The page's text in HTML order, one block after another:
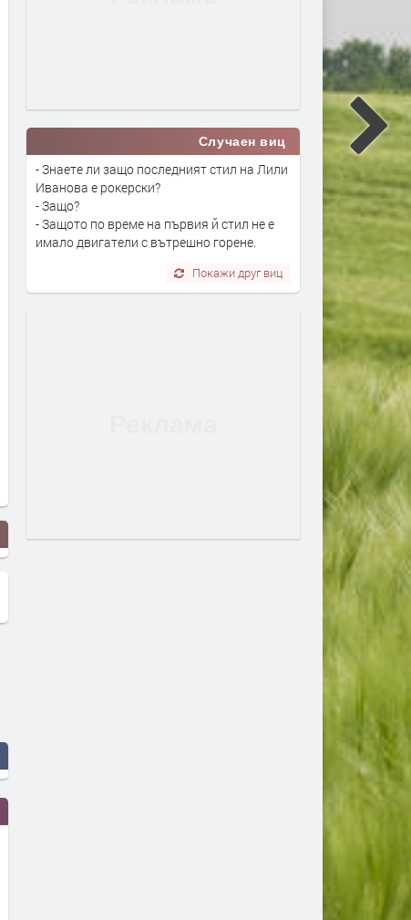
Случаен виц
- Знаете ли защо последният стил на Лили
Иванова е рокерски?
- Защо?
- Защото по време на първия й стил не е
имало двигатели с вътрешно горене.
Покажи друг виц